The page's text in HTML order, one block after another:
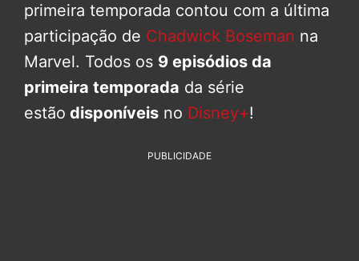
primeira temporada contou com a última
participação de Chadwick Boseman na
Marvel. Todos os 9 episódios da
primeira temporada da série
estão disponíveis no Disney+!
PUBLICIDADE